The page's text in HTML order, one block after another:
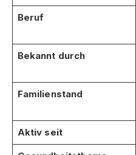
Beruf
Bekannt durch
Familienstand
Aktiv seit